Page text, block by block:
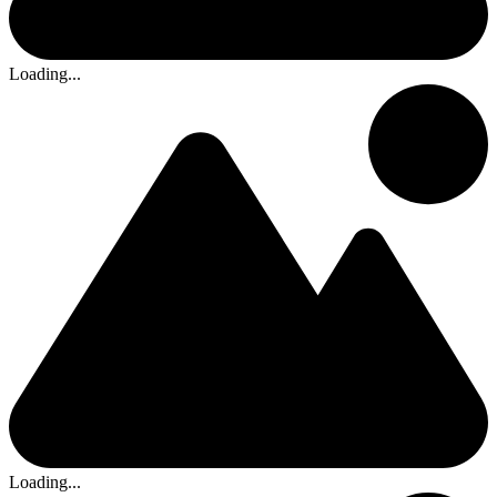
Loading...
Loading...